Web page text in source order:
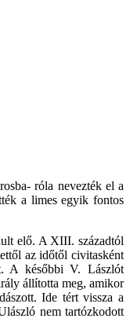
róla nevezték el a
a limes egyik fontos
elő. A XIII. századtól
az időtől civitasként
A későbbi V. Lászlót
állította meg, amikor
Ide tért vissza a
nem tartózkodott